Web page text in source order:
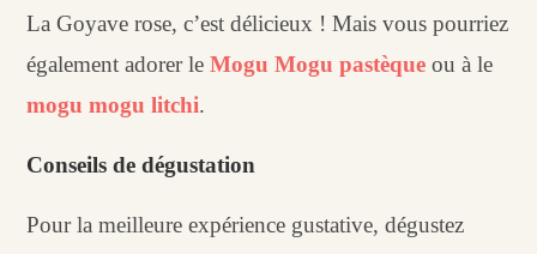
La Goyave rose, c’est délicieux ! Mais vous pourriez
également adorer leMogu Mogu pastèque ou à le
mogu mogu litchi.
Conseils de dégustation
Pour la meilleure expérience gustative, dégustez